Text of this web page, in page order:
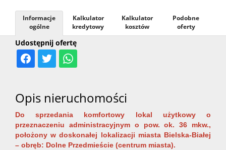
Udostępnij ofertę
Informacje
ogólne
Kalkulator
kredytowy
Kalkulator
kosztów
Podobne
oferty
Opis nieruchomości
Do sprzedania komfortowy lokal użytkowy o
przeznaczeniu administracyjnym o pow. ok. 36 mkw.,
położony w doskonałej lokalizacji miasta Bielska-Białej
– obręb: Dolne Przedmieście (centrum miasta).